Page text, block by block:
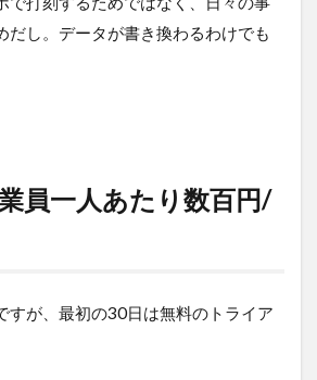
だし。データが書き換わるわけでも
員一人あたり数百円/
すが、最初の30日は無料のトライア